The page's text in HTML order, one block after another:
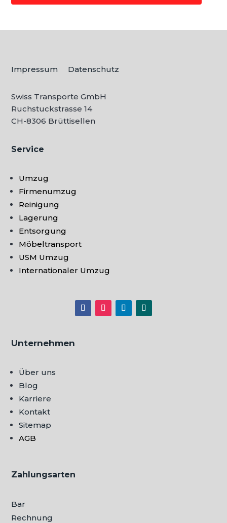
Impressum Datenschutz
Swiss Transporte GmbH
Ruchstuckstrasse 14
CH-8306 Brüttisellen
Service
Umzug
Firmenumzug
Reinigung
Lagerung
Entsorgung
Möbeltransport
USM Umzug
Internationaler Umzug
Unternehmen
Über uns
Blog
Karriere
Kontakt
Sitemap
AGB
Zahlungsarten
Bar
Rechnung